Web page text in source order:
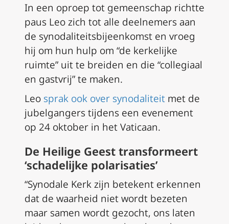
In een oproep tot gemeenschap richtte
paus Leo zich tot alle deelnemers aan
de synodaliteitsbijeenkomst en vroeg
hij om hun hulp om “de kerkelijke
ruimte” uit te breiden en die “collegiaal
en gastvrij” te maken.
Leo sprak ook over synodaliteit met de
jubelgangers tijdens een evenement
op 24 oktober in het Vaticaan.
De Heilige Geest transformeert
‘schadelijke polarisaties’
“Synodale Kerk zijn betekent erkennen
dat de waarheid niet wordt bezeten
maar samen wordt gezocht, ons laten